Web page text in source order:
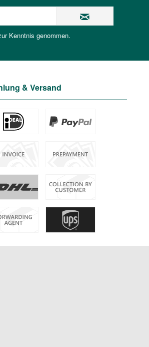
Kenntnis genommen.
& Versand